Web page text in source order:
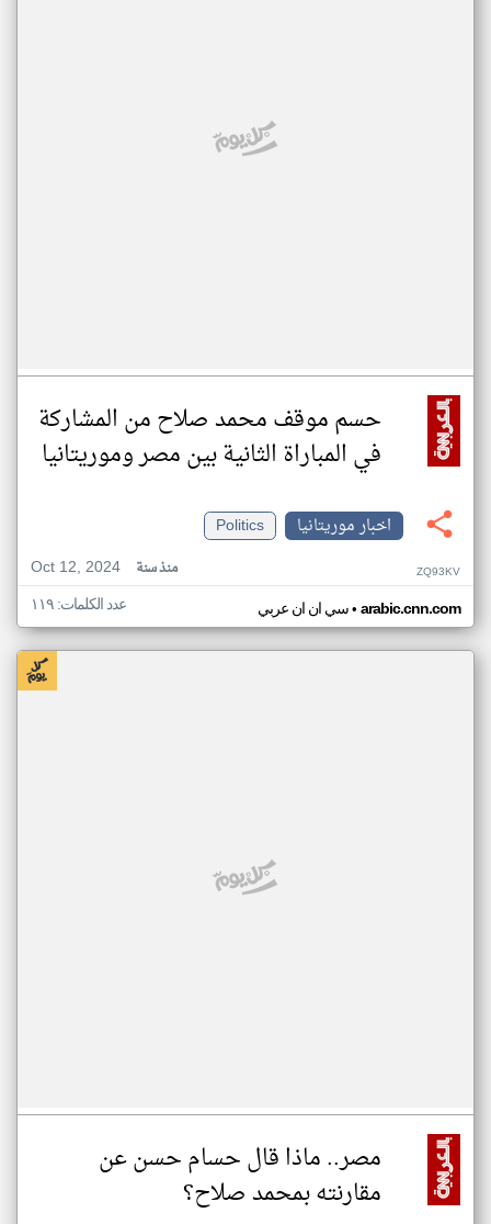
حسم موقف محمد صلاح من المشاركة
في المباراة الثانية بين مصر وموريتانيا
اخبار موريتانيا
Politics
Oct 12, 2024
منذ سنة ZQ93KV
سي ان ان عربي• arabic.cnn.com عدد الكلمات: ١١٩
مصر.. ماذا قال حسام حسن عن
مقارنته بمحمد صلاح؟